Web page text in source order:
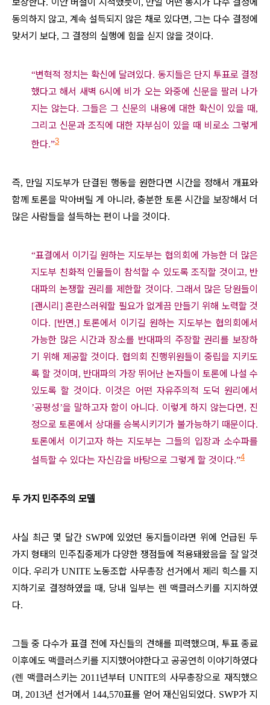
동의하지 않고, 계속 설득되지 않은 채로 있다면, 그는 다수 결정에
맞서기 보다, 그 결정의 실행에 힘을 싣지 않을 것이다.
“변혁적 정치는 확신에 달려있다. 동지들은 단지 투표로 결정
했다고 해서 새벽6시에 비가 오는 와중에 신문을 팔러 나가
지는 않는다.그들은 그 신문의 내용에 대한 확신이 있을 때,
그리고 신문과 조직에 대한 자부심이 있을 때 비로소 그렇게
한다.”3
즉, 만일 지도부가 단결된 행동을 원한다면 시간을 정해서 개표와
함께 토론을 막아버릴 게 아니라,충분한 토론 시간을 보장해서 더
많은 사람들을 설득하는 편이 나을 것이다.
“표결에서 이기길 원하는 지도부는 협의회에 가능한 더 많은
지도부 친화적 인물들이 참석할 수 있도록 조직할 것이고, 반
대파의 논쟁할 권리를 제한할 것이다. 그래서 많은 당원들이
[괜시리 ]혼란스러워할 필요가 없게끔 만들기 위해 노력할 것
이다. [반면,] 토론에서 이기길 원하는 지도부는 협의회에서
가능한 많은 시간과 장소를 반대파의 주장할 권리를 보장하
기 위해 제공할 것이다. 협의회 진행위원들이 중립을 지키도
록 할 것이며, 반대파의 가장 뛰어난 논자들이 토론에 나설 수
있도록 할 것이다. 이것은 어떤 자유주의적 도덕 원리에서
’공평성’을 말하고자 함이 아니다. 이렇게 하지 않는다면, 진
정으로 토론에서 상대를 승복시키기가 불가능하기 때문이다.
토론에서 이기고자 하는 지도부는 그들의 입장과 소수파를
설득할 수 있다는 자신감을 바탕으로 그렇게 할 것이다.”4
두 가지 민주주의 모델
사실 최근 몇 달간 SWP에 있었던 동지들이라면 위에 언급된 두
가지 형태의 민주집중제가 다양한 쟁점들에 적용돼왔음을 잘 알것
이다.우리가UNITE노동조합 사무총장 선거에서 제리 힉스를 지
지하기로 결정하였을 때, 당내 일부는 렌 맥클러스키를 지지하였
다.
그들 중 다수가 표결 전에 자신들의 견해를 피력했으며 , 투표 종료
이후에도 맥클러스키를 지지했어야한다고 공공연히 이야기하였다
(렌 맥클러스키는2011 년부터 UNITE의 사무총장으로 재직했으
며 , 2013년 선거에서 144,570표를 얻어 재신임되었다. SWP가 지